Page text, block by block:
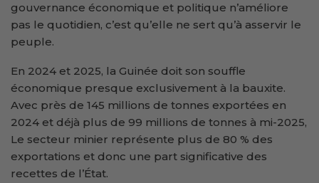
gouvernance économique et politique n’améliore
pas le quotidien, c’est qu’elle ne sert qu’à asservir le
peuple.
En 2024 et 2025, la Guinée doit son souffle
économique presque exclusivement à la bauxite.
Avec près de 145 millions de tonnes exportées en
2024 et déjà plus de 99 millions de tonnes à mi-2025,
Le secteur minier représente plus de 80 % des
exportations et donc une part significative des
recettes de l’État.